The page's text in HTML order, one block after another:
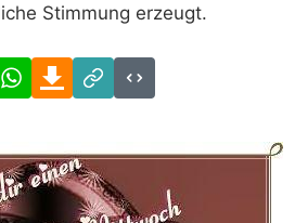
Stimmung erzeugt.
FacebookWhatsAppDownload
Link
Code